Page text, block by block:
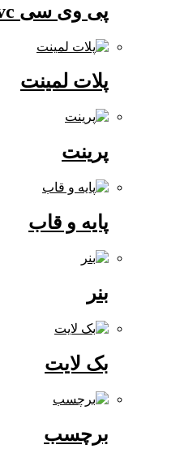
پی وی سی pvc
پلات لمینت
پایه و قاب